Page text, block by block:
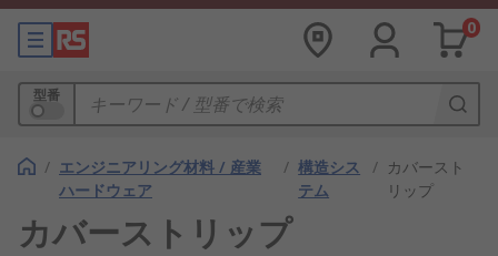
0
型番
/ エンジニアリング材料 / 産業
ハードウェア
/ 構造シス
テム
/ カバースト
リップ
カバーストリップ